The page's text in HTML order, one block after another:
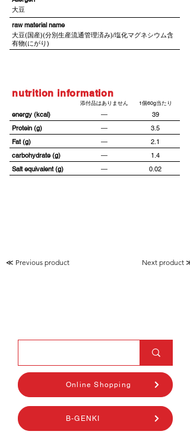
大豆
​raw material name
大豆(国産)(分別生産流通管理済み)/塩化マグネシウム含
有物(にがり)
nutrition information
添付品はありません 1個60g当たり
energy (kcal) ―
39
Protein (g)
―
3.5
Fat (g)
―
2.1
carbohydrate (g)
―
1.4
Salt equivalent (g)
― 0.02
≪ Previous product Next product ≫
Online Shopping
B-GENKI